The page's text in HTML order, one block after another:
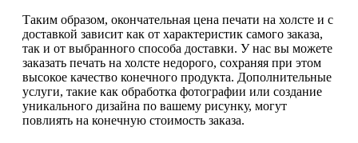
Таким образом, окончательная цена печати на холсте и с
доставкой зависит как от характеристик самого заказа,
так и от выбранного способа доставки. У нас вы можете
заказать печать на холсте недорого, сохраняя при этом
высокое качество конечного продукта. Дополнительные
услуги, такие как обработка фотографии или создание
уникального дизайна по вашему рисунку, могут
повлиять на конечную стоимость заказа.